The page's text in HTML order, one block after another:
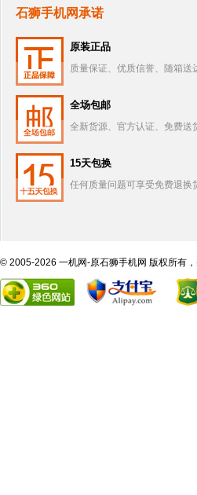
石狮手机网承诺
原装正品
质量保证、优质信誉、随箱送
全场包邮
全新货源、官方认证、免费送
15天包换
任何质量问题可享受免费退换
© 2005-2026 一机网-原石狮手机网 版权所有，